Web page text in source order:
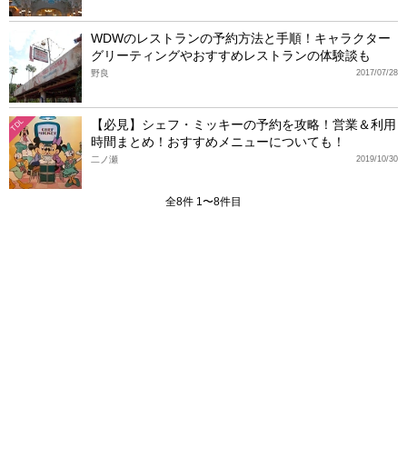
WDWのレストランの予約方法と手順！キャラクター
グリーティングやおすすめレストランの体験談も
2017/07/28
野良
TDL
【必見】シェフ・ミッキーの予約を攻略！営業＆利用
時間まとめ！おすすめメニューについても！
2019/10/30
二ノ瀬
全8件 1〜8件目